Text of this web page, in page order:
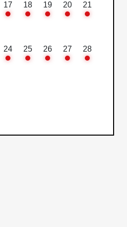
17 18 19 20 21
24 25 26 27 28